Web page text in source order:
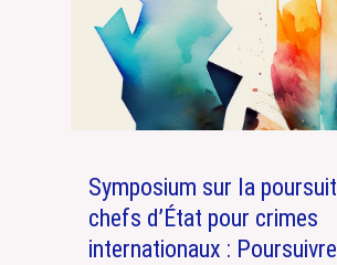
Symposium sur la
chefs d’État pour crimes
internationaux :